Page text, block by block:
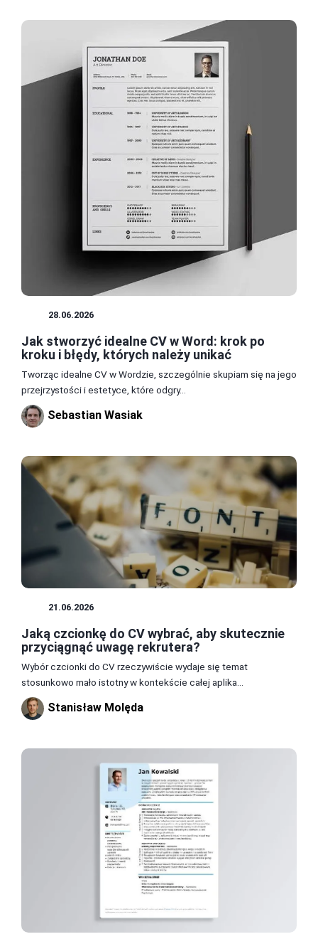
28.06.2026
Jak stworzyć idealne CV w Word: krok po
kroku i błędy, których należy unikać
Tworząc idealne CV w Wordzie, szczególnie skupiam się na jego
przejrzystości i estetyce, które odgry...
Sebastian Wasiak
21.06.2026
Jaką czcionkę do CV wybrać, aby skutecznie
przyciągnąć uwagę rekrutera?
Wybór czcionki do CV rzeczywiście wydaje się temat
stosunkowo mało istotny w kontekście całej aplika...
Stanisław Molęda